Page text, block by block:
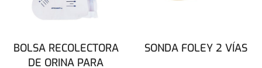
BOLSA RECOLECTORA
DE ORINA PARA
SONDA FOLEY 2 VÍAS